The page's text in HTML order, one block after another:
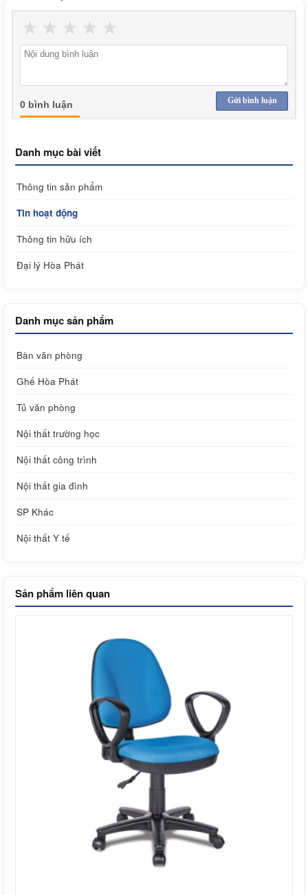
★
★
★
★
★
Gửi bình luận
0 bình luận
Danh mục bài viết
Thông tin sản phẩm
Tin hoạt động
Thông tin hữu ích
Đại lý Hòa Phát
Danh mục sản phẩm
Bàn văn phòng
Ghế Hòa Phát
Tủ văn phòng
Nội thất trường học
Nội thất công trình
Nội thất gia đình
SP Khác
Nội thất Y tế
Sản phẩm liên quan